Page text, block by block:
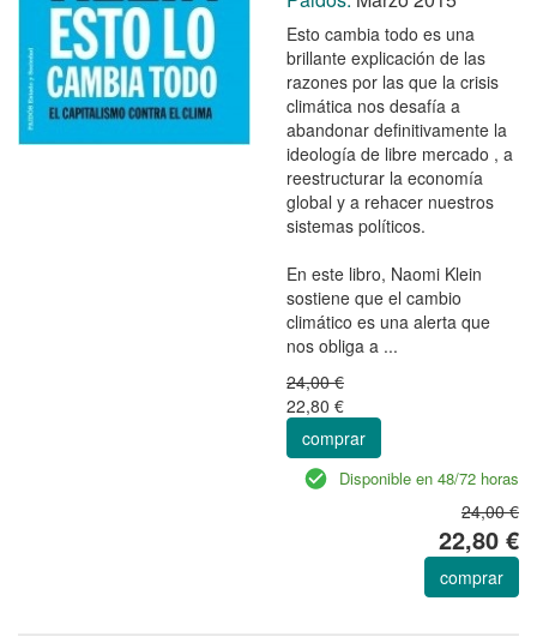
Esto cambia todo es una
brillante explicación de las
razones por las que la crisis
climática nos desafía a
abandonar definitivamente la
ideología de libre mercado , a
reestructurar la economía
global y a rehacer nuestros
sistemas políticos.
En este libro, Naomi Klein
sostiene que el cambio
climático es una alerta que
nos obliga a ...
24,00 €
22,80 €
comprar
Disponible en 48/72 horas
24,00 €
22,80 €
comprar